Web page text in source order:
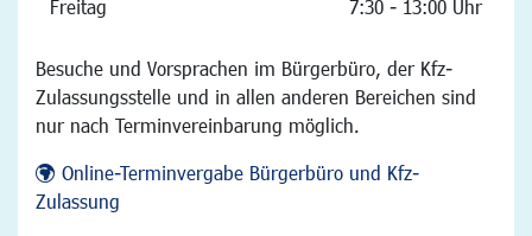
Freitag 7:30 - 13:00 Uhr
Besuche und Vorsprachen im Bürgerbüro, der Kfz-
Zulassungsstelle und in allen anderen Bereichen sind
nur nach Terminvereinbarung möglich.
Online-Terminvergabe Bürgerbüro und Kfz-
Zulassung